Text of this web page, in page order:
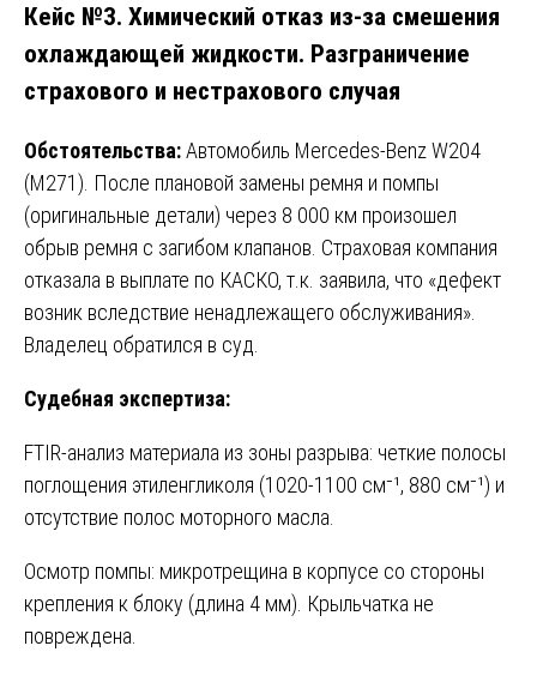
Кейс №3. Химический отказ из-за смешения
охлаждающей жидкости. Разграничение
страхового и нестрахового случая
Обстоятельства:Автомобиль Mercedes-Benz W204
(M271). После плановой замены ремня и помпы
(оригинальные детали) через 8 000 км произошел
обрыв ремня с загибом клапанов. Страховая компания
отказала в выплате по КАСКО, т.к. заявила, что «дефект
возник вследствие ненадлежащего обслуживания».
Владелец обратился в суд.
Судебная экспертиза:
FTIR-анализ материала из зоны разрыва: четкие полосы
поглощения этиленгликоля (1020-1100 см⁻¹, 880 см⁻¹) и
отсутствие полос моторного масла.
Осмотр помпы: микротрещина в корпусе со стороны
крепления к блоку (длина 4 мм). Крыльчатка не
повреждена.